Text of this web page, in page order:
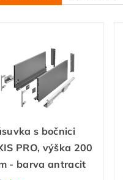
s bočnici
PRO, výška 200
- barva antracit